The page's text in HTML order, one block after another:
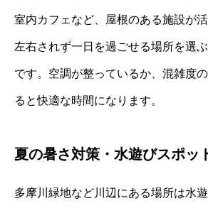
室内カフェなど、屋根のある施設が
左右されず一日を過ごせる場所を選
です。空調が整っているか、混雑度
ると快適な時間になります。
夏の暑さ対策・水遊びスポッ
多摩川緑地など川辺にある場所は水